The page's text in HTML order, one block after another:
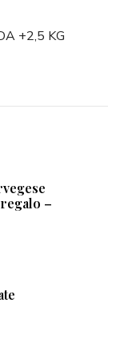
+2,5 KG
–